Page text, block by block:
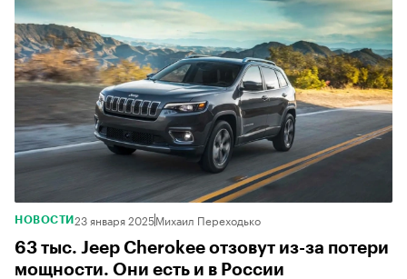
НОВОСТИ 23 января 2025Михаил Переходько
63 тыс. Jeep Cherokee отзовут из-за потери
мощности. Они есть и в России